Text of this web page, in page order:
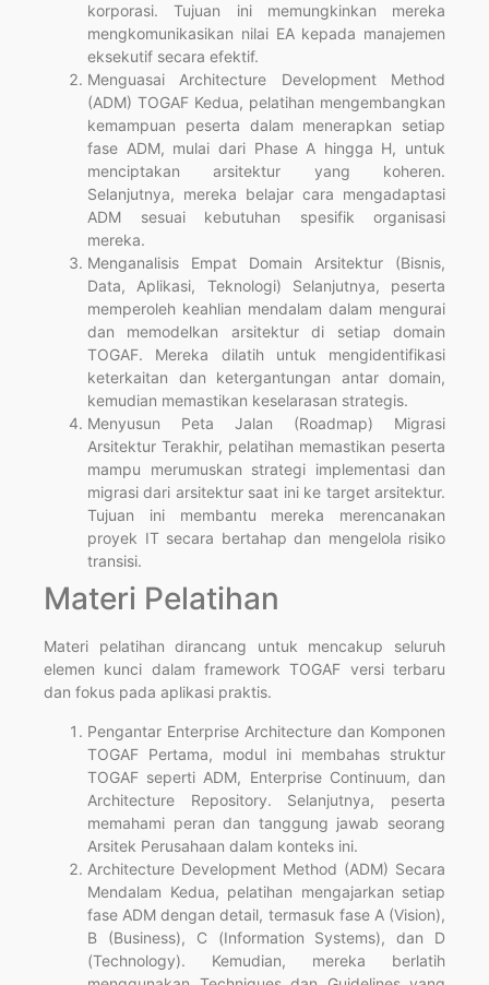
korporasi. Tujuan ini memungkinkan mereka
mengkomunikasikan nilai EA kepada manajemen
eksekutif secara efektif.
Menguasai Architecture Development Method
(ADM) TOGAF Kedua, pelatihan mengembangkan
kemampuan peserta dalam menerapkan setiap
fase ADM, mulai dari Phase A hingga H, untuk
menciptakan arsitektur yang koheren.
Selanjutnya, mereka belajar cara mengadaptasi
ADM sesuai kebutuhan spesifik organisasi
mereka.
Menganalisis Empat Domain Arsitektur (Bisnis,
Data, Aplikasi, Teknologi) Selanjutnya, peserta
memperoleh keahlian mendalam dalam mengurai
dan memodelkan arsitektur di setiap domain
TOGAF. Mereka dilatih untuk mengidentifikasi
keterkaitan dan ketergantungan antar domain,
kemudian memastikan keselarasan strategis.
Menyusun Peta Jalan (Roadmap) Migrasi
Arsitektur Terakhir, pelatihan memastikan peserta
mampu merumuskan strategi implementasi dan
migrasi dari arsitektur saat ini ke target arsitektur.
Tujuan ini membantu mereka merencanakan
proyek IT secara bertahap dan mengelola risiko
transisi.
Materi Pelatihan
Materi pelatihan dirancang untuk mencakup seluruh
elemen kunci dalam framework TOGAF versi terbaru
dan fokus pada aplikasi praktis.
Pengantar Enterprise Architecture dan Komponen
TOGAF Pertama, modul ini membahas struktur
TOGAF seperti ADM, Enterprise Continuum, dan
Architecture Repository. Selanjutnya, peserta
memahami peran dan tanggung jawab seorang
Arsitek Perusahaan dalam konteks ini.
Architecture Development Method (ADM) Secara
Mendalam Kedua, pelatihan mengajarkan setiap
fase ADM dengan detail, termasuk fase A (Vision),
B (Business), C (Information Systems), dan D
(Technology). Kemudian, mereka berlatih